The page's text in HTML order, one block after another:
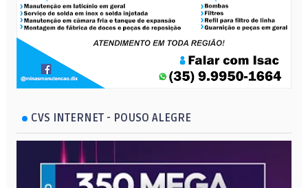
CVS INTERNET - POUSO ALEGRE